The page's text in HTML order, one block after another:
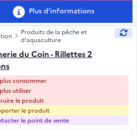
Plus d'informations
Produits de la pêche et
d'aquaculture
du Coin - Rillettes 2
consommer
utiliser
le produit
le produit
le point de vente